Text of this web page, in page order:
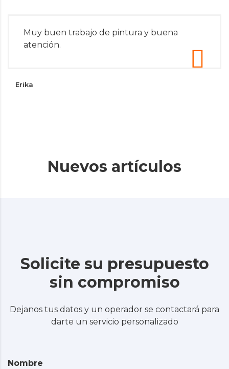
Muy buen trabajo de pintura y buena
atención.
Erika
Nuevos artículos
Solicite su presupuesto
sin compromiso
Dejanos tus datos y un operador se contactará para
darte un servicio personalizado
Nombre